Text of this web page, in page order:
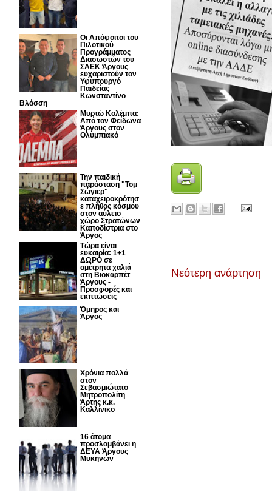
Νεότερη ανάρτηση
Οι Απόφοιτοι του
Πιλοτικού
Προγράμματος
Διασωστών του
ΣΑΕΚ Άργους
ευχαριστούν τον
Υφυπουργό
Παιδείας
Κωνσταντίνο
Βλάσση
Μυρτώ Κολέμπα:
Από τον Φείδωνα
Άργους στον
Ολυμπιακό
Την παιδική
παράσταση "Τομ
Σώγιερ"
καταχειροκρότησ
ε πλήθος κόσμου
στον αύλειο
χώρο Στρατώνων
Καποδίστρια στο
Άργος
Τώρα είναι
ευκαιρία: 1+1
ΔΩΡΟ σε
αμέτρητα χαλιά
στη Βιοκαρπέτ
Άργους -
Προσφορές και
εκπτώσεις
Όμηρος και
Άργος
Χρόνια πολλά
στον
Σεβασμιώτατο
Μητροπολίτη
Άρτης κ.κ.
Καλλίνικο
16 άτομα
προσλαμβάνει η
ΔΕΥΑ Άργους
Μυκηνών